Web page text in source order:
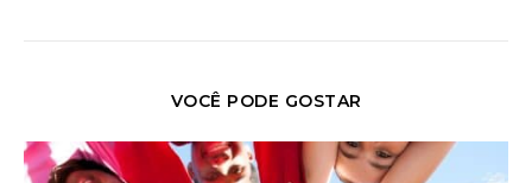
VOCÊ PODE GOSTAR